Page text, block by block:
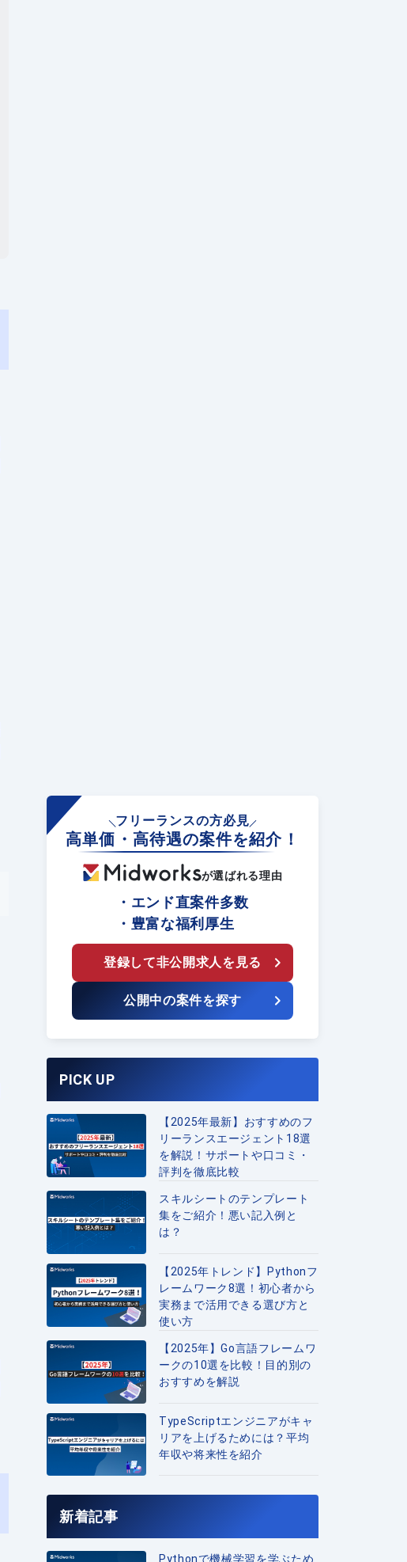
高単価・高待遇の案件を紹介！
フリーランスの方必見
が選ばれる理由
・エンド直案件多数
・豊富な福利厚生
登録して非公開求人を見る
公開中の案件を探す
PICK UP
【2025年最新】おすすめのフ
リーランスエージェント18選
を解説！サポートや口コミ・
評判を徹底比較
スキルシートのテンプレート
集をご紹介！悪い記入例と
は？
【2025年トレンド】Pythonフ
レームワーク8選！初心者から
実務まで活用できる選び方と
使い方
【2025年】Go言語フレームワ
ークの10選を比較！目的別の
おすすめを解説
TypeScriptエンジニアがキャ
リアを上げるためには？平均
年収や将来性を紹介
新着記事
Pythonで機械学習を学ぶため